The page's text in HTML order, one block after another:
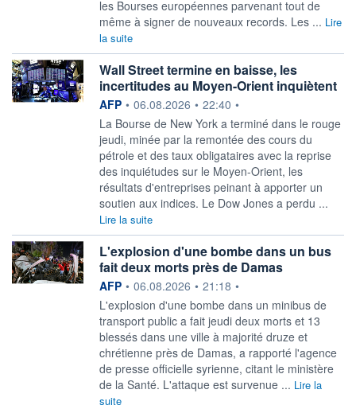
les Bourses européennes parvenant tout de
même à signer de nouveaux records. Les ... Lire
la suite
Wall Street termine en baisse, les
incertitudes au Moyen-Orient inquiètent
information fournie par
AFP • 06.08.2026 • 22:40 •
La Bourse de New York a terminé dans le rouge
jeudi, minée par la remontée des cours du
pétrole et des taux obligataires avec la reprise
des inquiétudes sur le Moyen-Orient, les
résultats d'entreprises peinant à apporter un
soutien aux indices. Le Dow Jones a perdu ...
Lire la suite
L'explosion d'une bombe dans un bus
fait deux morts près de Damas
information fournie par
AFP • 06.08.2026 • 21:18 •
L'explosion d'une bombe dans un minibus de
transport public a fait jeudi deux morts et 13
blessés dans une ville à majorité druze et
chrétienne près de Damas, a rapporté l'agence
de presse officielle syrienne, citant le ministère
de la Santé. L'attaque est survenue ... Lire la
suite